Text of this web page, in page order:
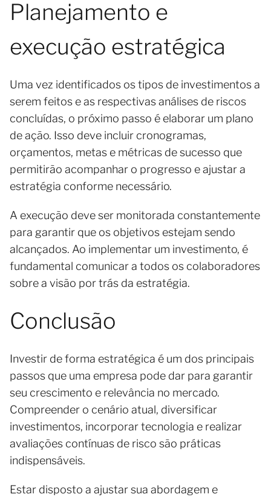
Planejamento e
execução estratégica
Uma vez identificados os tipos de investimentos a
serem feitos e as respectivas análises de riscos
concluídas, o próximo passo é elaborar um plano
de ação. Isso deve incluir cronogramas,
orçamentos, metas e métricas de sucesso que
permitirão acompanhar o progresso e ajustar a
estratégia conforme necessário.
A execução deve ser monitorada constantemente
para garantir que os objetivos estejam sendo
alcançados. Ao implementar um investimento, é
fundamental comunicar a todos os colaboradores
sobre a visão por trás da estratégia.
Conclusão
Investir de forma estratégica é um dos principais
passos que uma empresa pode dar para garantir
seu crescimento e relevância no mercado.
Compreender o cenário atual, diversificar
investimentos, incorporar tecnologia e realizar
avaliações contínuas de risco são práticas
indispensáveis.
Estar disposto a ajustar sua abordagem e